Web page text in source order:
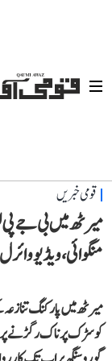
قومی خبریں
میرٹھ میں بی جے
منگوائی، ویڈیو وائرل
میرٹھ میں پارکنگ
کو سڑک پر ناک رگڑنے پر